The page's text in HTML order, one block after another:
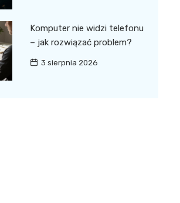
Komputer nie widzi telefonu
– jak rozwiązać problem?
3 sierpnia 2026